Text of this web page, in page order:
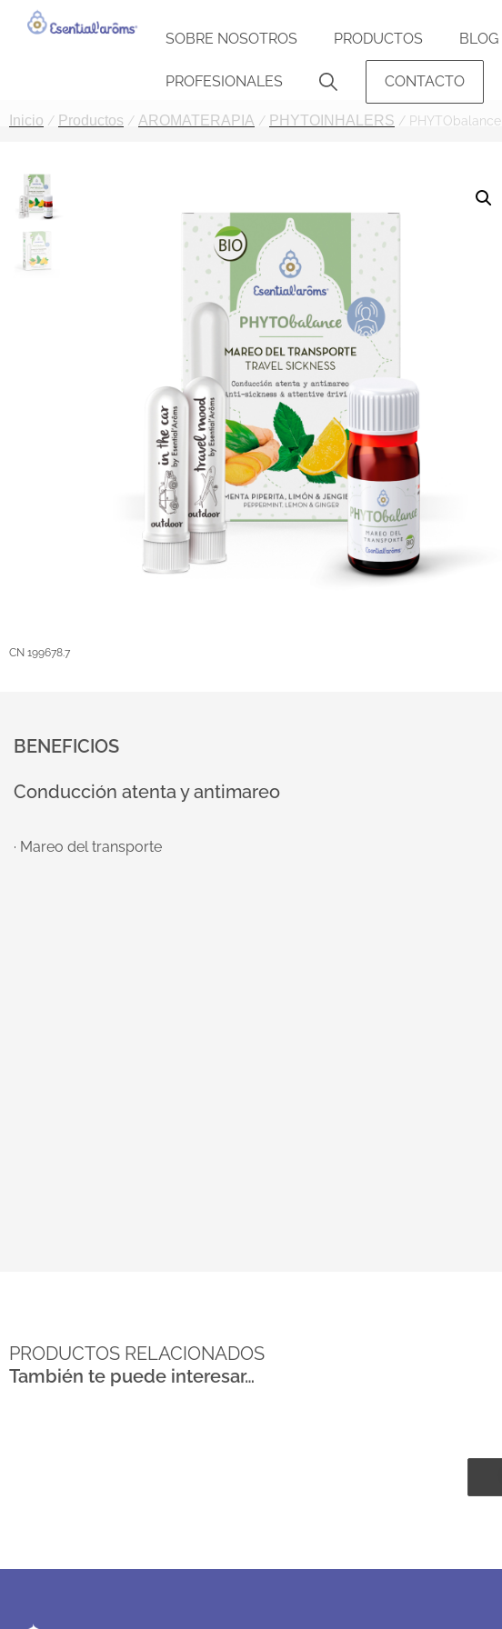
SOBRE NOSOTROS PRODUCTOS BLOG
PROFESIONALES CONTACTO
Inicio / Productos / AROMATERAPIA / PHYTOINHALERS / PHYTObalance
CN 199678.7
BENEFICIOS
Conducción atenta y antimareo
· Mareo del transporte
PRODUCTOS RELACIONADOS
También te puede interesar…